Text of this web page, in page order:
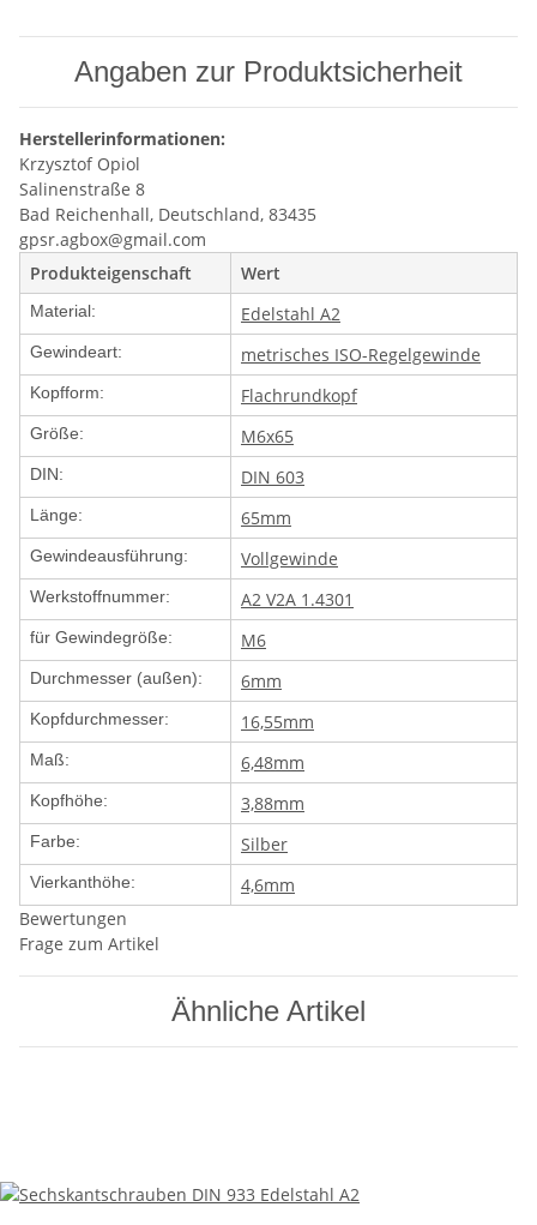
Angaben zur Produktsicherheit
Herstellerinformationen:
Krzysztof Opiol
Salinenstraße 8
Bad Reichenhall, Deutschland, 83435
gpsr.agbox@gmail.com
Produkteigenschaft
Wert
Material: Edelstahl A2
Gewindeart: metrisches ISO-Regelgewinde
Kopfform: Flachrundkopf
Größe: M6x65
DIN: DIN 603
Länge: 65mm
Gewindeausführung: Vollgewinde
Werkstoffnummer: A2 V2A 1.4301
für Gewindegröße: M6
Durchmesser (außen): 6mm
Kopfdurchmesser: 16,55mm
Maß: 6,48mm
Kopfhöhe: 3,88mm
Farbe: Silber
Vierkanthöhe:
4,6mm
Bewertungen
Frage zum Artikel
Ähnliche Artikel